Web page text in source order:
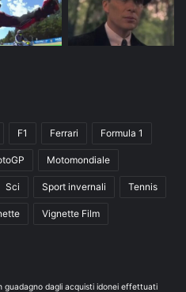
F1 Ferrari Formula 1
Motomondiale
Sci Sport invernali Tennis
Vignette Film
guadagno dagli acquisti idonei effettuati